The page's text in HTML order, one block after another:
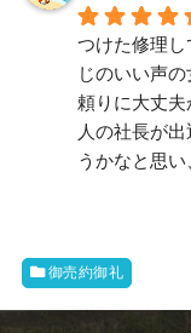
つけた修理
じのいい声
頼りに大丈
人の社長が
うかなと思い
御売約御礼